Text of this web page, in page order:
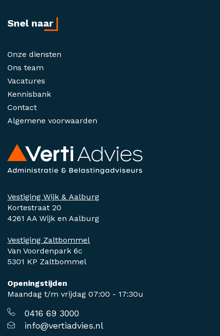
Vestiging Wijk & Aalburg
Kortestraat 20
4261 AA Wijk en Aalburg
Vestiging Zaltbommel
Van Voordenpark 6c
5301 KP Zaltbommel
Openingstijden
Maandag t/m vrijdag 07:00 - 17:30u
0416 69 3000
info@vertiadvies.nl
Snel naar
Onze diensten
Ons team
Vacatures
Kennisbank
Contact
Algemene voorwaarden